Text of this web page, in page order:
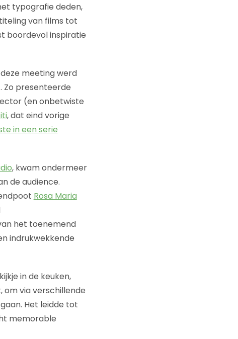
typografie deden,
van films tot
boordevol inspiratie
meeting werd
Zo presenteerde
(en onbetwiste
, dat eind vorige
in een serie
, kwam ondermeer
de audience.
Rosa Maria
het toenemend
indrukwekkende
in de keuken,
om via verschillende
Het leidde tot
memorable